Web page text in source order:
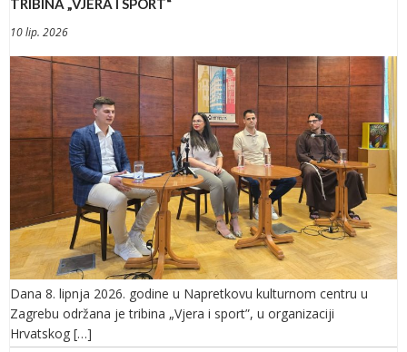
TRIBINA „VJERA I SPORT“
10 lip. 2026
Dana 8. lipnja 2026. godine u Napretkovu kulturnom centru u
Zagrebu održana je tribina „Vjera i sport”, u organizaciji
Hrvatskog […]